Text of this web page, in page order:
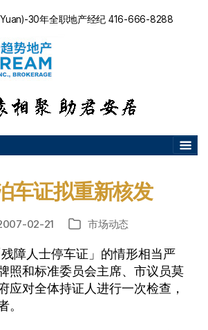
30年全职地产经纪 416-666-8288
车证拟重新核发
02-21
分 市场动态
障人士停车证」的情形相当严
照和标准委员会主席、市议员莫
应对全体持证人进行一次检查，
。